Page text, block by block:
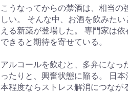
こうなってからの禁酒は、相当の
しい。 そんな中、お酒を飲みた
える新薬が登場した。 専門家は
できると期待を寄せている。
アルコールを飲むと、多弁になっ
ったりと、興奮状態に陥る。 日
本程度ならストレス解消につなが